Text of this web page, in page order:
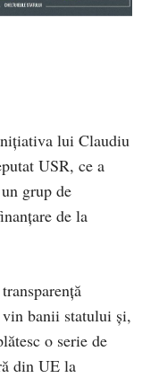
lui Claudiu
USR, ce a
grup de
de la
vin banii statului și,
o serie de
din UE la